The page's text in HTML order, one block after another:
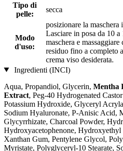
Tipo di
pelle:
secca
Modo
d'uso:
posizionare la
Lasciare in posa da 10
maschera e
residuo fino a completo
crema viso desiderata.
Ingredienti (INCI)
Aqua, Propandiol, Glycerin, Mentha
Extract, Peg-40 Hydrogenated
Potassium Hydroxide, Glyceryl
Sodium Hyaluronate, P-Anisic Acid,
Glycyrrhizate, Charcoal Powder,
Hydroxyacetophenone,
Xanthan Gum, Pentylene Glycol,
Myristate, Polyglyceryl-10 Stearate,